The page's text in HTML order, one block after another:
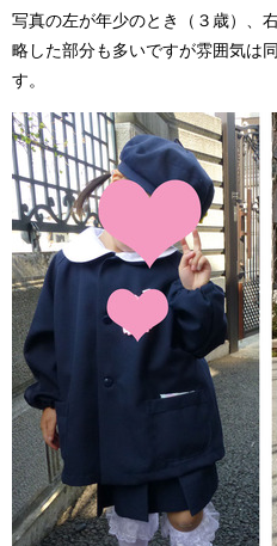
写真の左が年少のとき（３歳）、
略した部分も多いですが雰囲気は
す。